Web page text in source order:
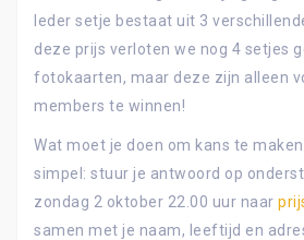
Ieder setje bestaat uit 3
deze prijs verloten we nog 4 setjes
fotokaarten, maar deze zijn alleen
members te winnen!
Wat moet je doen om kans te maken
simpel: stuur je antwoord op
zondag 2 oktober 22.00 uur naar
samen met je naam, leeftijd en